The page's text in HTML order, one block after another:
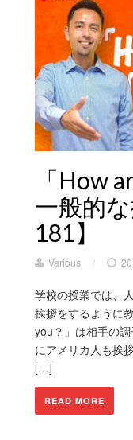
「How
一般的
181】
Various /
学校の授業では、
挨拶をするように
you？」は相手の
にアメリカ人も挨
[…]
READ MORE